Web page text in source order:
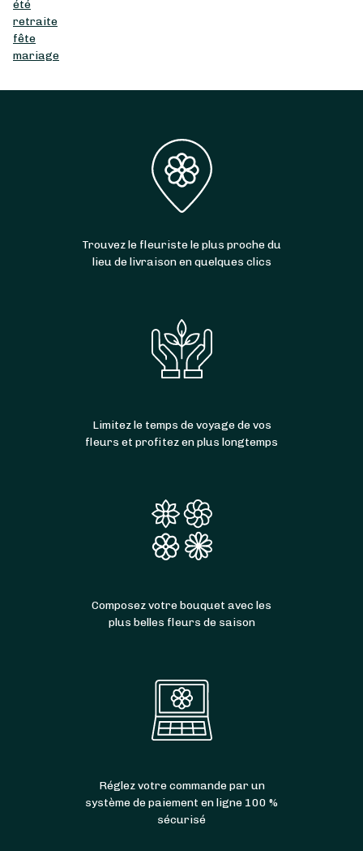
été
retraite
fête
mariage
Trouvez le fleuriste le plus proche du
lieu de livraison en quelques clics
Limitez le temps de voyage de vos
fleurs et profitez en plus longtemps
Composez votre bouquet avec les
plus belles fleurs de saison
Réglez votre commande par un
système de paiement en ligne 100 %
sécurisé